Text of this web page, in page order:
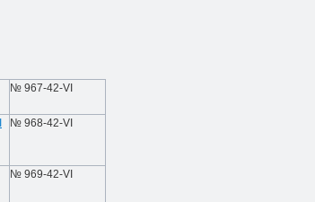
№ 967-42-VI
№ 968-42-VI
№ 969-42-VI